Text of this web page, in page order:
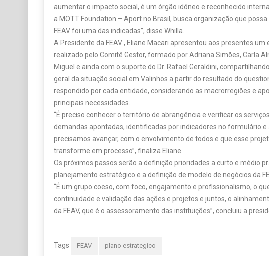
aumentar o impacto social, é um órgão idôneo e reconhecido
a MOTT Foundation – Aport no Brasil, busca organização que possa
FEAV foi uma das indicadas”, disse Whilla.
A Presidente da FEAV , Eliane Macari apresentou aos presentes um
realizado pelo Comitê Gestor, formado por Adriana Simões, Carla
Miguel e ainda com o suporte do Dr. Rafael Geraldini,
geral da situação social em Valinhos a partir do resultado do
respondido por cada entidade, considerando as macrorregiões e
principais necessidades.
“É preciso conhecer o território de abrangência e verificar os
demandas apontadas, identificadas por indicadores no formulário e
precisamos avançar, com o envolvimento de todos e que esse
transforme em processo”, finaliza Eliane.
Os próximos passos serão a definição prioridades a curto e médio
planejamento estratégico e a definição de modelo de negócios da
“É um grupo coeso, com foco, engajamento e profissionalismo, o
continuidade e validação das ações e projetos e juntos, o
da FEAV, que é o assessoramento das instituições”, concluiu a
Tags FEAV plano estrategico